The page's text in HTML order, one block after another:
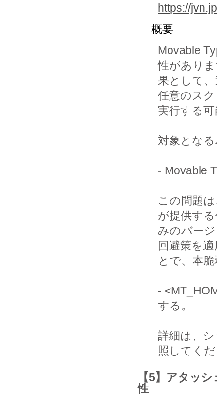
https://
概要
Movable
性があり
果として
任意のス
実行する
対象とな
- Movable
この問題
が提供す
みのバー
回避策を
とで、本
-
する。
詳細は、
照してく
【5】アタッ
性